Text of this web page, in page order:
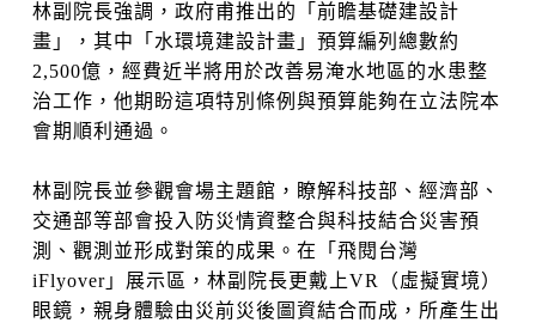
林副院長強調，政府甫推出的「前瞻基礎建設計
畫」，其中「水環境建設計畫」預算編列總數約
2,500億，經費近半將用於改善易淹水地區的水患整
治工作，他期盼這項特別條例與預算能夠在立法院本
會期順利通過。
林副院長並參觀會場主題館，瞭解科技部、經濟部、
交通部等部會投入防災情資整合與科技結合災害預
測、觀測並形成對策的成果。在「飛閱台灣
iFlyover」展示區，林副院長更戴上VR（虛擬實境）
眼鏡，親身體驗由災前災後圖資結合而成，所產生出